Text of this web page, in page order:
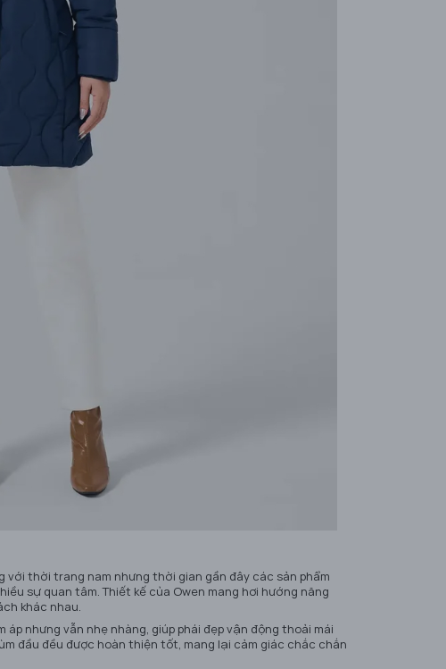
thời trang nam nhưng thời gian gần đây các sản phẩm
sự quan tâm. Thiết kế của Owen mang hơi hướng năng
khác nhau.
nhưng vẫn nhẹ nhàng, giúp phái đẹp vận động thoải mái
đầu đều được hoàn thiện tốt, mang lại cảm giác chắc chắn